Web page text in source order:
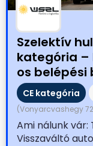
Szelektív
kategória –
os belépési
CE kategória
(Vonyarcvashegy
Ami nálunk vár:
Visszaváltó